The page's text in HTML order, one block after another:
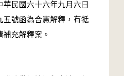
民國六十六年九月六日
五號函為合憲解釋，有牴
充解釋案。